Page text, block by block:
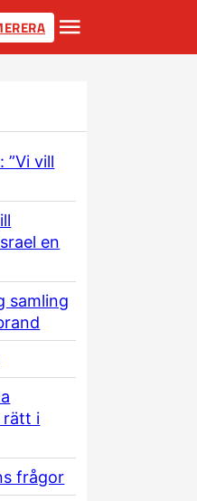
”Vi vill
en
samling
rätt i
frågor